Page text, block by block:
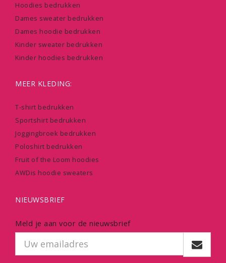
Hoodies bedrukken
Dames sweater bedrukken
Dames hoodie bedrukken
Kinder sweater bedrukken
Kinder hoodies bedrukken
MEER KLEDING:
T-shirt bedrukken
Sportshirt bedrukken
Joggingbroek bedrukken
Poloshirt bedrukken
Fruit of the Loom hoodies
AWDis hoodie sweaters
NIEUWSBRIEF
Meld je aan voor de nieuwsbrief